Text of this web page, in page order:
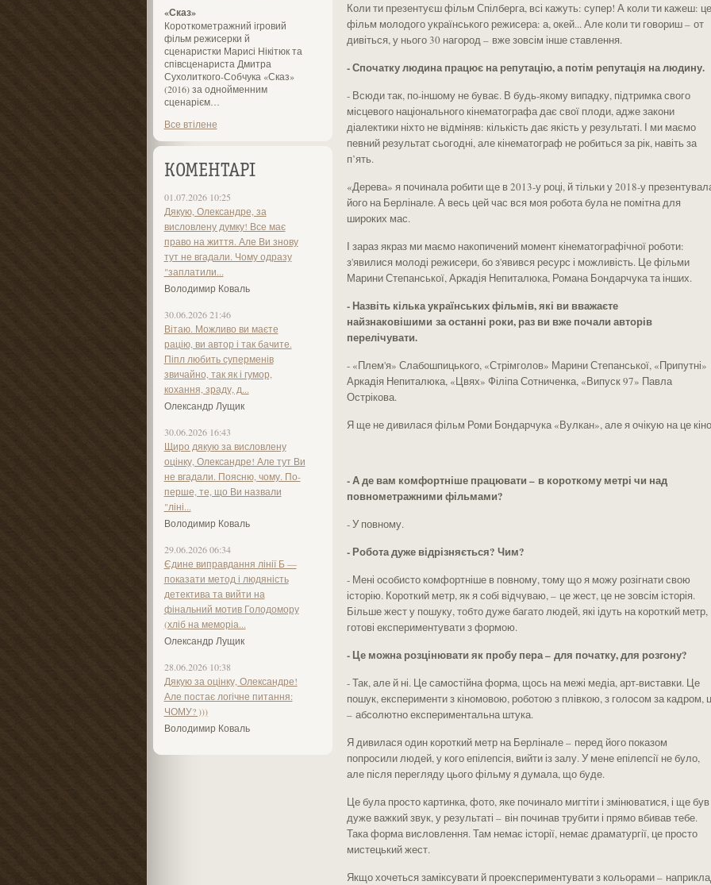
«Сказ»
Короткометражний ігровий
фільм режисерки й
сценаристки Марисі Нікітюк та
співсценариста Дмитра
Сухолиткого-Собчука «Сказ»
(2016) за однойменним
сценарієм…
Все втілене
КОМЕНТАРІ
01.07.2026 10:25
Дякую, Олександре, за
висловлену думку! Все має
право на життя. Але Ви знову
тут не вгадали. Чому одразу
"заплатили...
Володимир Коваль
30.06.2026 21:46
Вітаю. Можливо ви маєте
рацію, ви автор і так бачите.
Піпл любить суперменів
звичайно, так як і гумор,
кохання, зраду, д...
Олександр Лущик
30.06.2026 16:43
Щиро дякую за висловлену
оцінку, Олександре! Але тут Ви
не вгадали. Поясню, чому. По-
перше, те, що Ви назвали
"ліні...
Володимир Коваль
29.06.2026 06:34
Єдине виправдання лінії Б —
показати метод і людяність
детектива та вийти на
фінальний мотив Голодомору
(хліб на меморіа...
Олександр Лущик
28.06.2026 10:38
Дякую за оцінку, Олександре!
Але постає логічне питання:
ЧОМУ? )))
Володимир Коваль
Коли ти презентуєш фільм Спілберга, всі кажуть: супер! А коли ти кажеш: це
фільм молодого українського режисера: а, окей... Але коли ти говориш – от
дивіться, у нього 30 нагород – вже зовсім інше ставлення.
- Спочатку людина працює на репутацію, а потім репутація на людину.
- Всюди так, по-іншому не буває. В будь-якому випадку, підтримка свого
місцевого національного кінематографа дає свої плоди, адже закони
діалектики ніхто не відміняв: кількість дає якість у результаті. І ми маємо
певний результат сьогодні, але кінематограф не робиться за рік, навіть за
п’ять.
«Дерева» я починала робити ще в 2013-у році, й тільки у 2018-у
його на Берлінале. А весь цей час вся моя робота була не помітна для
широких мас.
І зараз якраз ми маємо накопичений момент кінематографічної роботи:
з'явилися молоді режисери, бо з'явився ресурс і можливість. Це фільми
Марини Степанської, Аркадія Непиталюка, Романа Бондарчука та інших.
- Назвіть кілька українських фільмів, які ви вважаєте
найзнаковішими за останні роки, раз ви вже почали авторів
перелічувати.
- «Плем'я» Слабошпицького, «Стрімголов» Марини Степанської, «Припутні»
Аркадія Непиталюка, «Цвях» Філіпа Сотниченка, «Випуск 97» Павла
Острікова.
Я ще не дивилася фільм Роми Бондарчука «Вулкан», але я очікую на це
- А де вам комфортніше працювати – в короткому метрі чи над
повнометражними фільмами?
- У повному.
- Робота дуже відрізняється? Чим?
- Мені особисто комфортніше в повному, тому що я можу розігнати свою
історію. Короткий метр, як я собі відчуваю, – це жест, це не зовсім історія.
Більше жест у пошуку, тобто дуже багато людей, які ідуть на короткий метр,
готові експериментувати з формою.
- Це можна розцінювати як пробу пера – для початку, для розгону?
- Так, але й ні. Це самостійна форма, щось на межі медіа, арт-виставки. Це
пошук, експерименти з кіномовою, роботою з плівкою, з голосом за кадром,
– абсолютно експериментальна штука.
Я дивилася один короткий метр на Берлінале – перед його показом
попросили людей, у кого епілепсія, вийти із залу. У мене епілепсії не було,
але після перегляду цього фільму я думала, що буде.
Це була просто картинка, фото, яке починало мигтіти і змінюватися, і ще був
дуже важкий звук, у результаті – він починав трубити і прямо вбивав тебе.
Така форма висловлення. Там немає історії, немає драматургії, це просто
мистецький жест.
Якщо хочеться заміксувати й проекспериментувати з кольорами –